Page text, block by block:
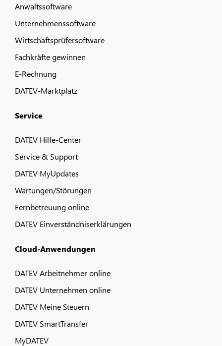
Anwaltssoftware
Unternehmenssoftware
Wirtschaftsprüfersoftware
Fachkräfte gewinnen
E-Rechnung
DATEV-Marktplatz
Service
DATEV Hilfe-Center
Service & Support
DATEV MyUpdates
Wartungen/Störungen
Fernbetreuung online
DATEV Einverständniserklärungen
Cloud-Anwendungen
DATEV Arbeitnehmer online
DATEV Unternehmen online
DATEV Meine Steuern
DATEV SmartTransfer
MyDATEV